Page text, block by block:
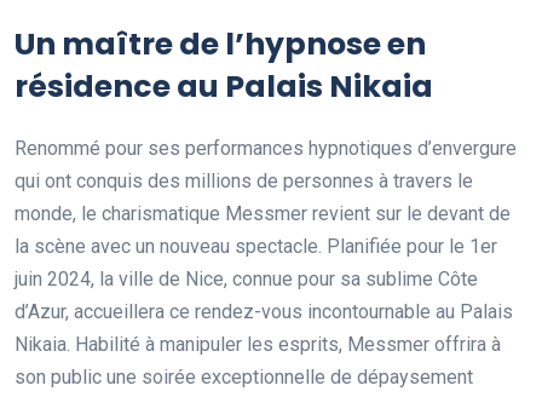
Un maître de l’hypnose en
résidence au Palais Nikaia
Renommé pour ses performances hypnotiques d’envergure
qui ont conquis des millions de personnes à travers le
monde, le charismatique Messmer revient sur le devant de
la scène avec un nouveau spectacle. Planifiée pour le 1er
juin 2024, la ville de Nice, connue pour sa sublime Côte
d’Azur, accueillera ce rendez-vous incontournable au Palais
Nikaia. Habilité à manipuler les esprits, Messmer offrira à
son public une soirée exceptionnelle de dépaysement